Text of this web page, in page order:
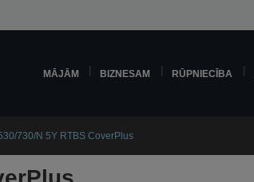
MĀJĀM BIZNESAM RŪPNIECĪBA
730/N 5Y RTBS CoverPlus